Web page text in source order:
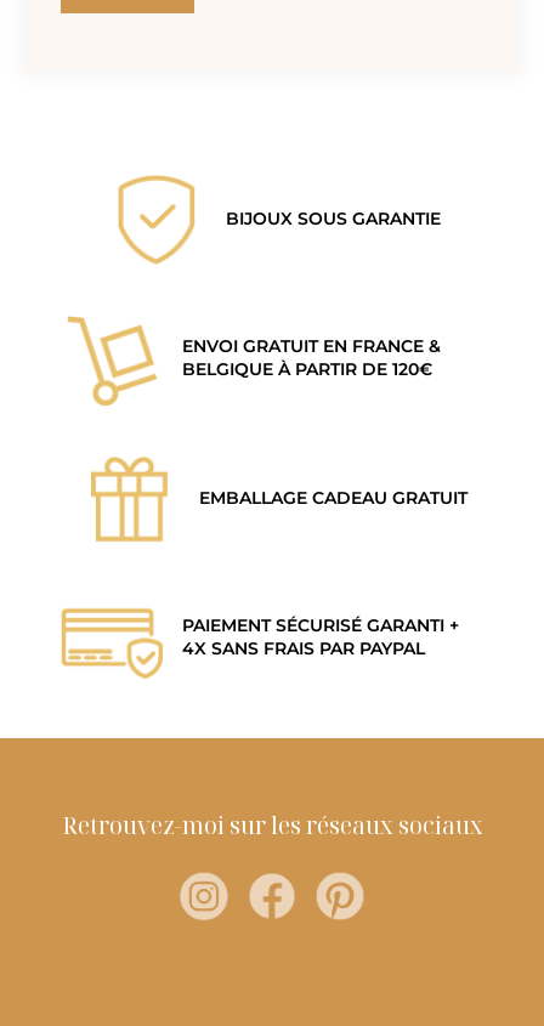
BIJOUX SOUS GARANTIE
ENVOI GRATUIT EN FRANCE &
BELGIQUE À PARTIR DE 120€
EMBALLAGE CADEAU GRATUIT
PAIEMENT SÉCURISÉ GARANTI +
4X SANS FRAIS PAR PAYPAL
Retrouvez-moi sur les réseaux sociaux